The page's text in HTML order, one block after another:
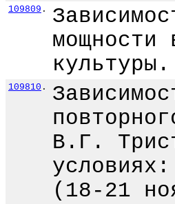
109809 .
109810 .
В.Г.
(18-21